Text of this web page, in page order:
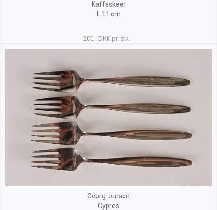
Kaffeskeer
L 11 cm
200,- DKK pr. stk.
Georg Jensen
Cypres